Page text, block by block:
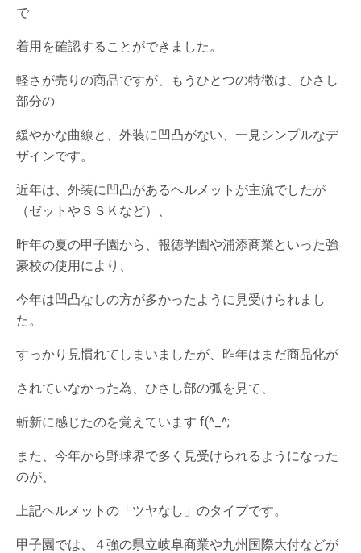
で
着用を確認することができました。
軽さが売りの商品ですが、もうひとつの特徴は、ひさし
部分の
緩やかな曲線と、外装に凹凸がない、一見シンプルなデ
ザインです。
近年は、外装に凹凸があるヘルメットが主流でしたが
（ゼットやＳＳＫなど）、
昨年の夏の甲子園から、報徳学園や浦添商業といった強
豪校の使用により、
今年は凹凸なしの方が多かったように見受けられまし
た。
すっかり見慣れてしまいましたが、昨年はまだ商品化が
されていなかった為、ひさし部の弧を見て、
斬新に感じたのを覚えています f(^_^;
また、今年から野球界で多く見受けられるようになった
のが、
上記ヘルメットの「ツヤなし」のタイプです。
甲子園では、４強の県立岐阜商業や九州国際大付などが